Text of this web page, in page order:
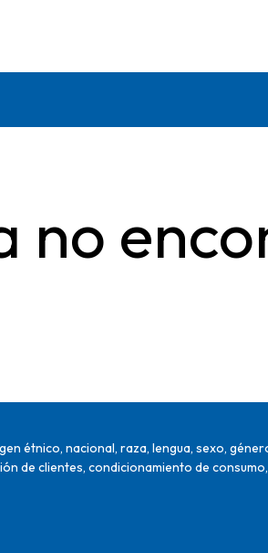
no
étnico, nacional, raza, lengua, sexo,
de clientes, condicionamiento de